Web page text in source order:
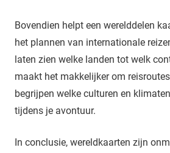
Bovendien helpt een werelddelen
het plannen van internationale
laten zien welke landen tot welk
maakt het makkelijker om
begrijpen welke culturen en
tijdens je avontuur.
In conclusie, wereldkaarten zijn